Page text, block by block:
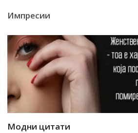
Импресии
Модни цитати